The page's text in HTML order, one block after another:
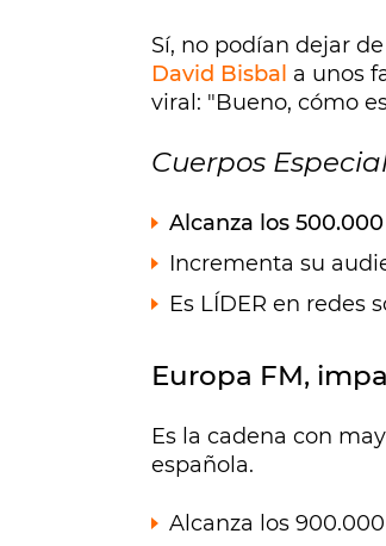
Sí, no podían dejar
David Bisbal a unos
viral: "Bueno, cómo
Cuerpos
Alcanza los
Incrementa su
Es LÍDER en redes
Europa FM,
Es la cadena con
española.
Alcanza los